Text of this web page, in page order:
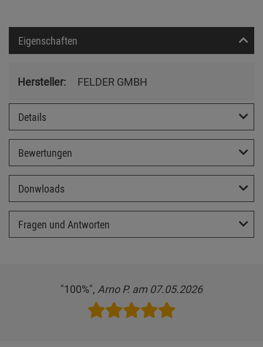
Eigenschaften
Hersteller: FELDER GMBH
Details
Bewertungen
Donwloads
Fragen und Antworten
"100%", Arno P. am 07.05.2026